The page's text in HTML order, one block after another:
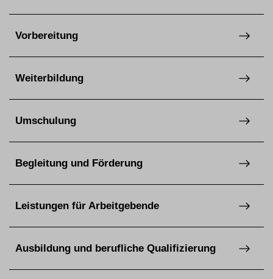
Vorbereitung
Weiterbildung
Umschulung
Begleitung und Förderung
Leistungen für Arbeitgebende
Ausbildung und berufliche Qualifizierung